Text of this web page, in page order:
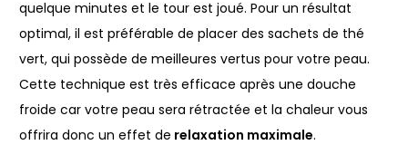
quelque minutes et le tour est joué. Pour un résultat
optimal, il est préférable de placer des sachets de thé
vert, qui possède de meilleures vertus pour votre peau.
Cette technique est très efficace après une douche
froide car votre peau sera rétractée et la chaleur vous
offrira donc un effet de relaxation maximale.